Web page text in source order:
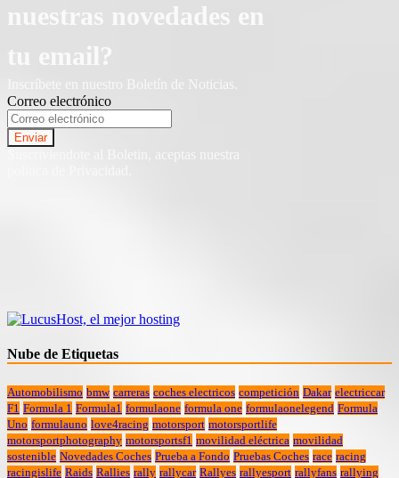
nuestras novedades en
tu email?
Inscríbete en nuestro Boletín de Noticias.
Correo electrónico
Suscriviendote al Boletin, aceptas nuestra
Nube de Etiquetas
Automobilismo bmw carreras coches electricos competición Dakar electriccar
F1 Formula 1 Formula1 formulaone formula one formulaonelegend Formula
Uno formulauno love4racing motorsport motorsportlife
motorsportphotography motorsportsf1 movilidad eléctrica movilidad
sostenible Novedades Coches Prueba a Fondo Pruebas Coches race racing
racingislife Raids Rallies rally rallycar Rallyes rallyesport rallyfans rallying